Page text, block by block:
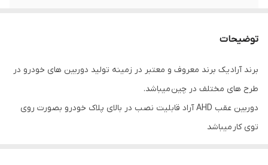
توضیحات
برند آراد یک برند معروف و معتبر در زمینه تولید دوربین های خودرو در
طرح های مختلف در چین میباشد.
دوربین عقب AHD آراد قابلیت نصب در بالای پلاک خودرو بصورت روی
توی کار میباشد